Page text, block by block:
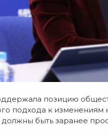
позицию
подхода к изменениям
быть заранее